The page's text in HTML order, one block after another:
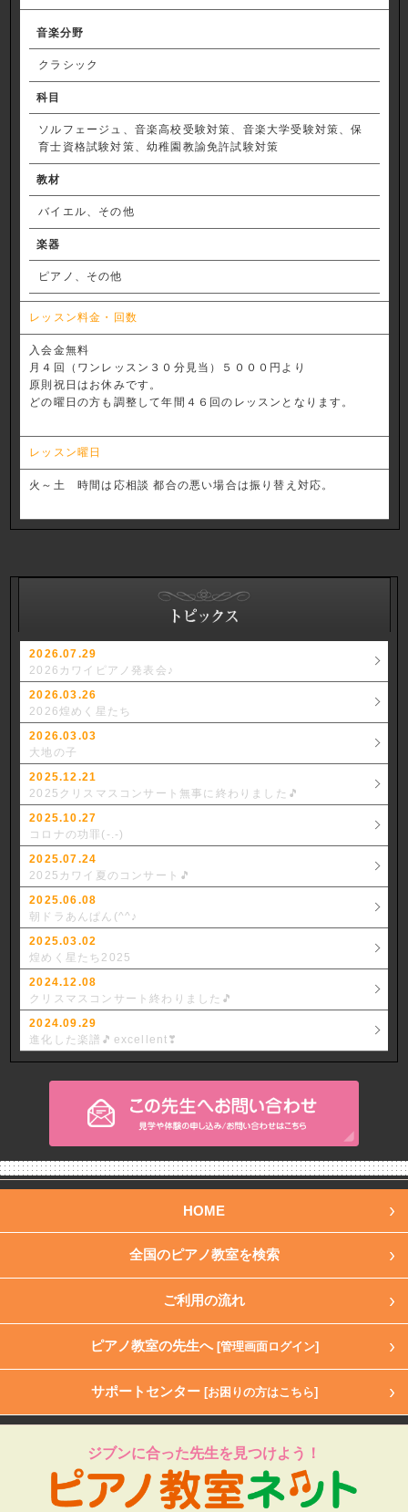
音楽分野
クラシック
科目
ソルフェージュ、音楽高校受験対策、音楽大学受験対策、保
育士資格試験対策、幼稚園教諭免許試験対策
教材
バイエル、その他
楽器
ピアノ、その他
レッスン料金・回数
入会金無料
月４回（ワンレッスン３０分見当）５０００円より
原則祝日はお休みです。
どの曜日の方も調整して年間４６回のレッスンとなります。
レッスン曜日
火～土 時間は応相談 都合の悪い場合は振り替え対応。
2026.07.29
2026カワイピアノ発表会♪
2026.03.26
2026煌めく星たち
2026.03.03
大地の子
2025.12.21
2025クリスマスコンサート無事に終わりました🎵
2025.10.27
コロナの功罪(-.-)
2025.07.24
2025カワイ夏のコンサート🎵
2025.06.08
朝ドラあんぱん(^^♪
2025.03.02
煌めく星たち2025
2024.12.08
クリスマスコンサート終わりました🎵
2024.09.29
進化した楽譜🎵excellent❣
HOME
全国のピアノ教室を検索
ご利用の流れ
ピアノ教室の先生へ [管理画面ログイン]
サポートセンター [お困りの方はこちら]
ジブンに合った先生を見つけよう！